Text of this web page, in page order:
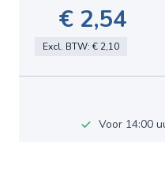
€ 2,54
Excl. BTW: € 2,10
Voor 14:00